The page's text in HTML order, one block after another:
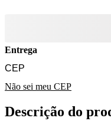
Entrega
Não sei meu CEP
Descrição do